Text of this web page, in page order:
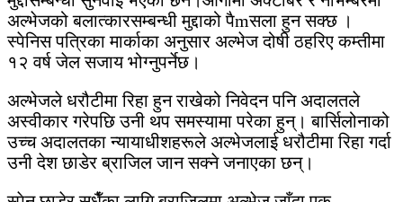
अल्भेजको बलात्कारसम्बन्धी मुद्दाको पैmसला हुन सक्छ ।
स्पेनिस पत्रिका मार्काका अनुसार अल्भेज दोषी ठहरिए कम्तीमा
१२ वर्ष जेल सजाय भोग्नुपर्नेछ।
अल्भेजले धरौटीमा रिहा हुन राखेको निवेदन पनि अदालतले
अस्वीकार गरेपछि उनी थप समस्यामा परेका हुन्। बार्सिलोनाको
उच्च अदालतका न्यायाधीशहरूले अल्भेजलाई धरौटीमा रिहा गर्दा
उनी देश छाडेर ब्राजिल जान सक्ने जनाएका छन्।